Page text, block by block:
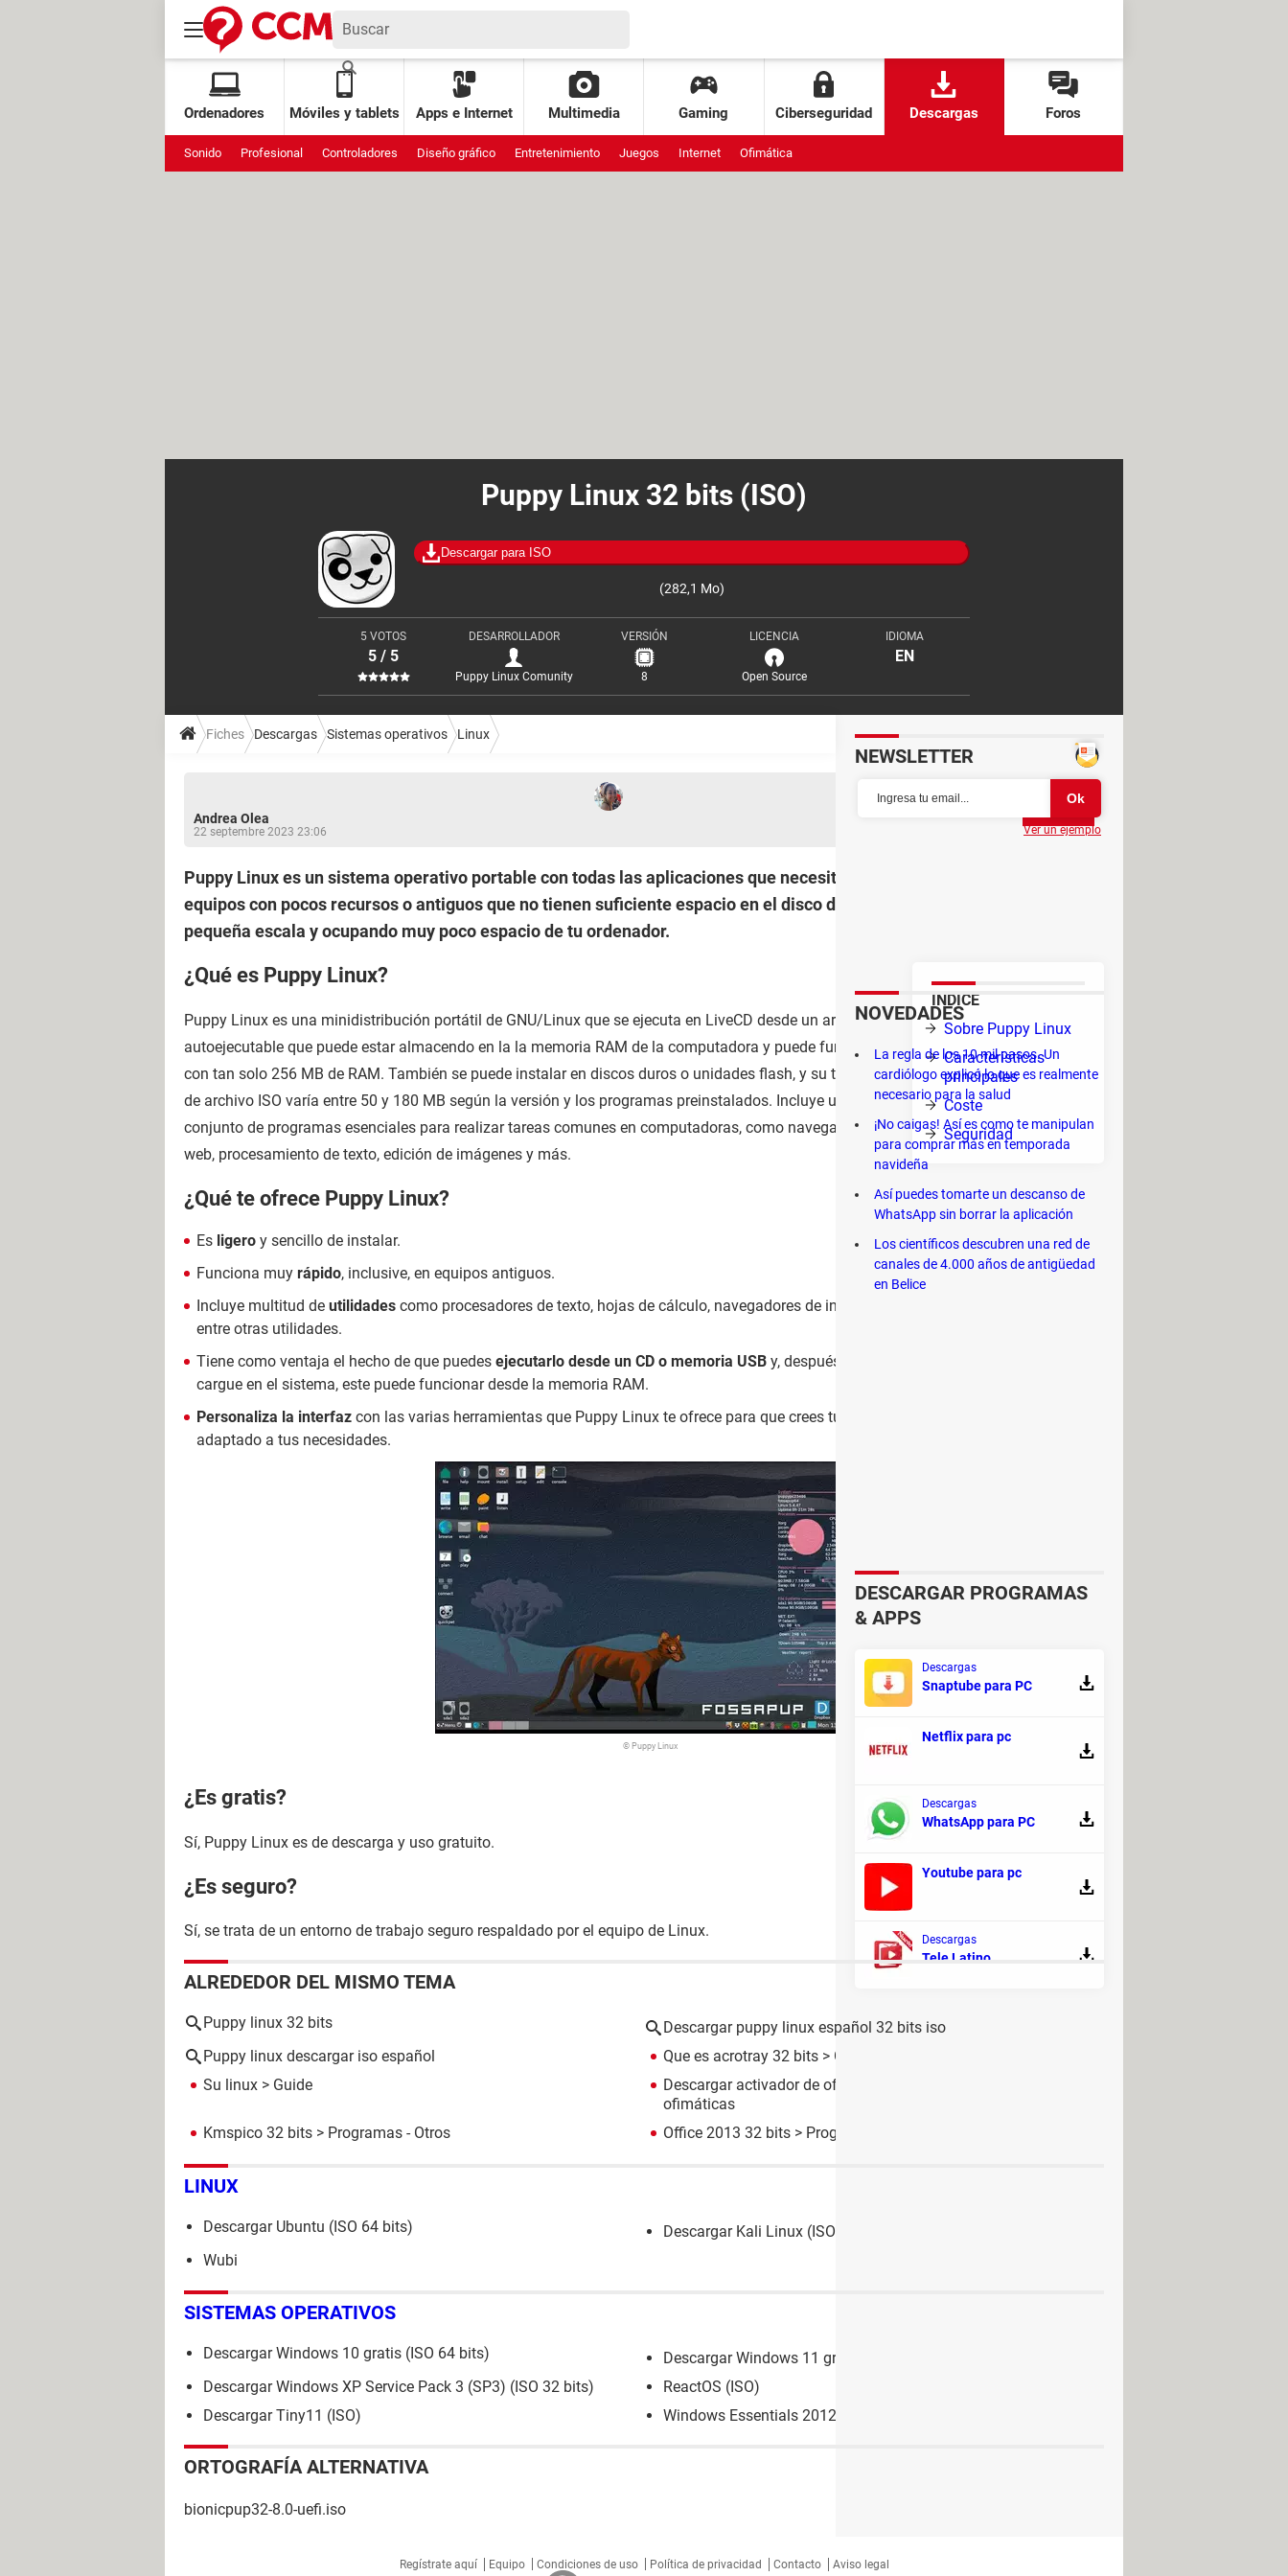
Ordenadores Móviles y tablets Apps e Internet Multimedia Gaming Ciberseguridad Descargas Foros
Sonido Profesional Controladores Diseño gráfico Entretenimiento Juegos Internet Ofimática
Puppy Linux 32 bits (ISO)
Descargar para ISO
(282,1 Mo)
5 VOTOS
5 / 5
DESARROLLADOR
Puppy Linux Comunity
VERSIÓN
8
LICENCIA
Open Source
IDIOMA
EN
Fiches Descargas Sistemas operativos Linux
Andrea Olea
22 septembre 2023 23:06
Partager
Puppy Linux es un sistema operativo portable con todas las aplicaciones que necesita el usuario, realmente ideal para
equipos con pocos recursos o antiguos que no tienen suficiente espacio en el disco duro. Lo mejor de Linux pero a
pequeña escala y ocupando muy poco espacio de tu ordenador.
ÍNDICE
Sobre Puppy Linux
Características
principales
Coste
Seguridad
¿Qué es Puppy Linux?
Puppy Linux es una minidistribución portátil de GNU/Linux que se ejecuta en LiveCD desde un archivo
autoejecutable que puede estar almacendo en la la memoria RAM de la computadora y puede funcionar
con tan solo 256 MB de RAM. También se puede instalar en discos duros o unidades flash, y su tamaño
de archivo ISO varía entre 50 y 180 MB según la versión y los programas preinstalados. Incluye un
conjunto de programas esenciales para realizar tareas comunes en computadoras, como navegación
web, procesamiento de texto, edición de imágenes y más.
¿Qué te ofrece Puppy Linux?
Es ligero y sencillo de instalar.
Funciona muy rápido, inclusive, en equipos antiguos.
Incluye multitud de utilidades como procesadores de texto, hojas de cálculo, navegadores de internet, juegos y editores de imágenes,
entre otras utilidades.
Tiene como ventaja el hecho de que puedes ejecutarlo desde un CD o memoria USB y, después, no dependes de ellos. Una vez que se
cargue en el sistema, este puede funcionar desde la memoria RAM.
Personaliza la interfaz con las varias herramientas que Puppy Linux te ofrece para que crees tu espacio de trabajo customizado y
adaptado a tus necesidades.
© Puppy Linux
¿Es gratis?
Sí, Puppy Linux es de descarga y uso gratuito.
¿Es seguro?
Sí, se trata de un entorno de trabajo seguro respaldado por el equipo de Linux.
ALREDEDOR DEL MISMO TEMA
Puppy linux 32 bits
Descargar puppy linux español 32 bits iso
Puppy linux descargar iso español
Que es acrotray 32 bits > Guide
Su linux > Guide Descargar activador de office 2016 32 bits
ofimáticas
Kmspico 32 bits > Programas - Otros Office 2013 32 bits > Programas - Suites ofimáticas
LINUX
Descargar Ubuntu (ISO 64 bits)
Descargar Kali Linux (ISO 64 bits)
Wubi
SISTEMAS OPERATIVOS
Descargar Windows 10 gratis (ISO 64 bits)
Descargar Windows 11 gratis (ISO 64 bits)
Descargar Windows XP Service Pack 3 (SP3) (ISO 32 bits)
ReactOS (ISO)
Descargar Tiny11 (ISO)
Windows Essentials 2012
ORTOGRAFÍA ALTERNATIVA
bionicpup32-8.0-uefi.iso
NEWSLETTER
Ver un ejemplo
NOVEDADES
La regla de los 10 mil pasos. Un
cardiólogo explicó lo que es realmente
necesario para la salud
¡No caigas! Así es como te manipulan
para comprar más en temporada
navideña
Así puedes tomarte un descanso de
WhatsApp sin borrar la aplicación
Los científicos descubren una red de
canales de 4.000 años de antigüedad
en Belice
DESCARGAR PROGRAMAS
& APPS
Descargas
Snaptube para PC
Netflix para pc
Descargas
WhatsApp para PC
Youtube para pc
Descargas
Tele Latino
Regístrate aquí Equipo Condiciones de uso Política de privacidad Contacto Aviso legal